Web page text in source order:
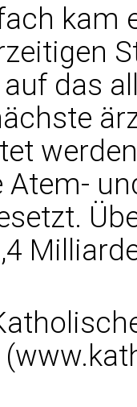
kam
das
Atem-